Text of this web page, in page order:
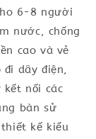
6-8 người
nước, chống
cao và vẻ
đi dây điện,
nối các
bàn sử
kế kiểu